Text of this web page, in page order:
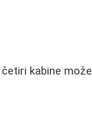
kabine može